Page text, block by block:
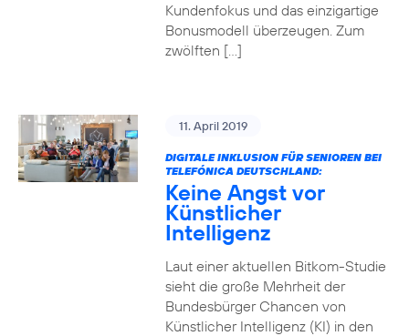
Kundenfokus und das einzigartige
Bonusmodell überzeugen. Zum
zwölften […]
11. April 2019
DIGITALE INKLUSION FÜR SENIOREN BEI
TELEFÓNICA DEUTSCHLAND:
Keine Angst vor
Künstlicher
Intelligenz
Laut einer aktuellen Bitkom-Studie
sieht die große Mehrheit der
Bundesbürger Chancen von
Künstlicher Intelligenz (KI) in den